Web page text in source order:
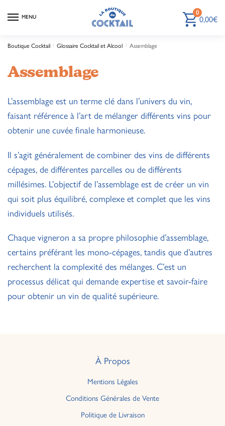
MENU
0
0,00€
Boutique Cocktail / Glossaire Cocktail et Alcool / Assemblage
Assemblage
L’assemblage est un terme clé dans l’univers du vin,
faisant référence à l’art de mélanger différents vins pour
obtenir une cuvée finale harmonieuse.
Il s’agit généralement de combiner des vins de différents
cépages, de différentes parcelles ou de différents
millésimes. L’objectif de l’assemblage est de créer un vin
qui soit plus équilibré, complexe et complet que les vins
individuels utilisés.
Chaque vigneron a sa propre philosophie d’assemblage,
certains préférant les mono-cépages, tandis que d’autres
recherchent la complexité des mélanges. C’est un
processus délicat qui demande expertise et savoir-faire
pour obtenir un vin de qualité supérieure.
À Propos
Mentions Légales
Conditions Générales de Vente
Politique de Livraison